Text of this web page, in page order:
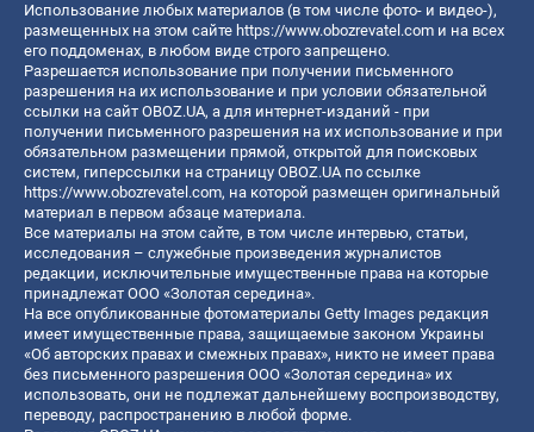
Использование любых материалов (в том числе фото- и видео-),
размещенных на этом сайте https://www.obozrevatel.com и на всех
его поддоменах, в любом виде строго запрещено.
Разрешается использование при получении письменного
разрешения на их использование и при условии обязательной
ссылки на сайт OBOZ.UA, а для интернет-изданий - при
получении письменного разрешения на их использование и при
обязательном размещении прямой, открытой для поисковых
систем, гиперссылки на страницу OBOZ.UA по ссылке
https://www.obozrevatel.com, на которой размещен оригинальный
материал в первом абзаце материала.
Все материалы на этом сайте, в том числе интервью, статьи,
исследования – служебные произведения журналистов
редакции, исключительные имущественные права на которые
принадлежат ООО «Золотая середина».
На все опубликованные фотоматериалы Getty Images редакция
имеет имущественные права, защищаемые законом Украины
«Об авторских правах и смежных правах», никто не имеет права
без письменного разрешения ООО «Золотая середина» их
использовать, они не подлежат дальнейшему воспроизводству,
переводу, распространению в любой форме.